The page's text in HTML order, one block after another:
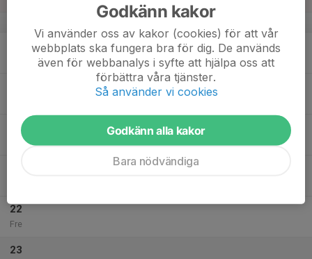
20
Ons
22
Fre
23
Godkänn kakor
Vi använder oss av kakor (cookies) för att vår
webbplats ska fungera bra för dig. De används
även för webbanalys i syfte att hjälpa oss att
förbättra våra tjänster.
Så använder vi cookies
Godkänn alla kakor
Bara nödvändiga